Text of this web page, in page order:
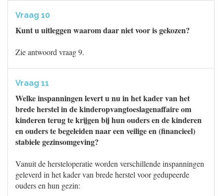
Vraag 10
Kunt u uitleggen waarom daar niet voor is gekozen?
Zie antwoord vraag 9.
Vraag 11
Welke inspanningen levert u nu in het kader van het
brede herstel in de kinderopvangtoeslagenaffaire om
kinderen terug te krijgen bij hun ouders en de kinderen
en ouders te begeleiden naar een veilige en (financieel)
stabiele gezinsomgeving?
Vanuit de hersteloperatie worden verschillende inspanningen
geleverd in het kader van brede herstel voor gedupeerde
ouders en hun gezin: